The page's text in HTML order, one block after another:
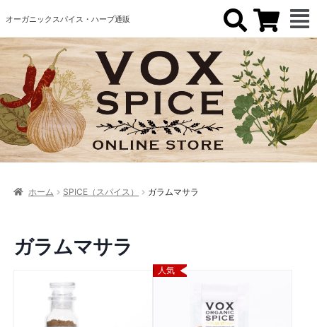
オーガニックスパイス・ハーブ通販
ホーム SPICE（スパイス） ガラムマサラ
ガラムマサラ
人気